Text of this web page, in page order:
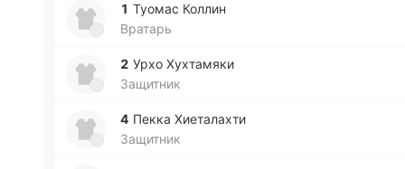
1 Туомас Коллин
Вратарь
2 Урхо Ху­хта­мя­ки
Защитник
4 Пекка Хие­та­ла­хти
Защитник